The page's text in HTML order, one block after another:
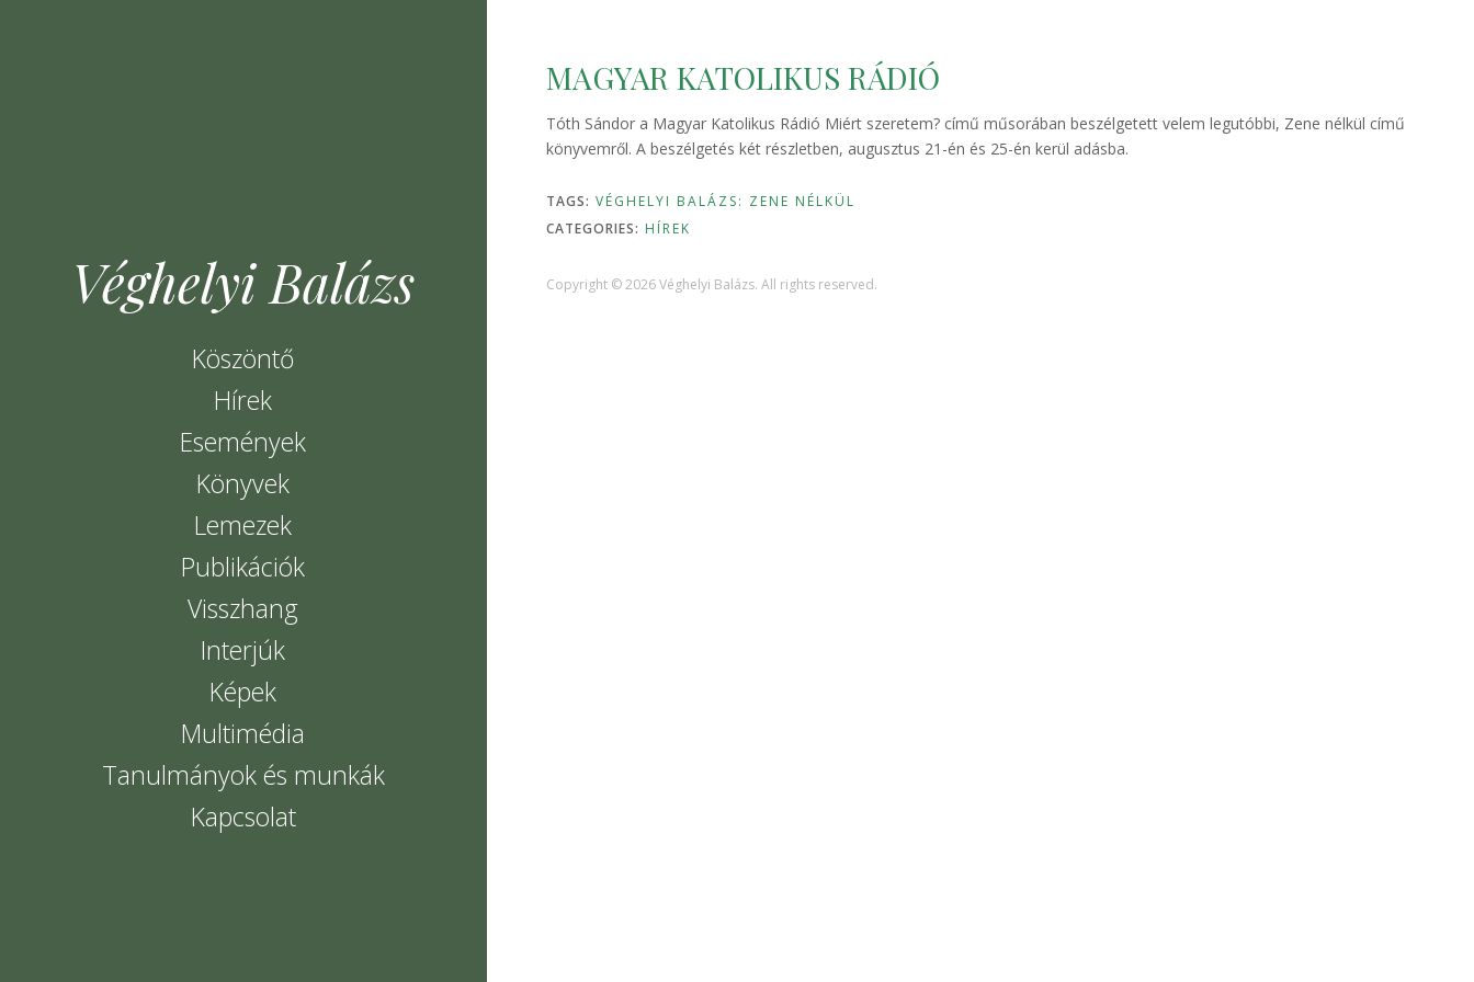
Véghelyi Balázs
Köszöntő
Hírek
Események
Könyvek
Lemezek
Publikációk
Visszhang
Interjúk
Képek
Multimédia
Tanulmányok és munkák
Kapcsolat
MAGYAR KATOLIKUS RÁDIÓ
Tóth Sándor a Magyar Katolikus Rádió Miért szeretem? című műsorában beszélgetett velem legutóbbi, Zene nélkül című
könyvemről. A beszélgetés két részletben, augusztus 21-én és 25-én kerül adásba.
TAGS: VÉGHELYI BALÁZS: ZENE NÉLKÜL
CATEGORIES: HÍREK
Copyright © 2026 Véghelyi Balázs. All rights reserved.